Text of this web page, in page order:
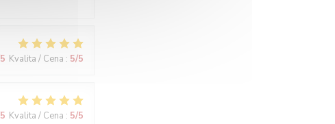
Kvalita / Cena : 5/5
Kvalita / Cena : 5/5